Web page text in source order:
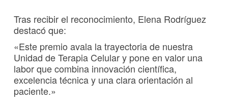
Tras recibir el reconocimiento, Elena Rodríguez
destacó que:
«Este premio avala la trayectoria de nuestra
Unidad de Terapia Celular y pone en valor una
labor que combina innovación científica,
excelencia técnica y una clara orientación al
paciente.»